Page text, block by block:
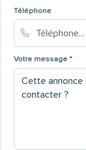
Téléphone
Votre message *